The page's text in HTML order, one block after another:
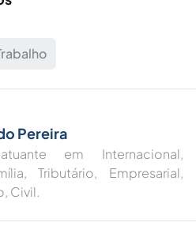
Pereira
em Internacional,
Tributário, Empresarial,
Civil.